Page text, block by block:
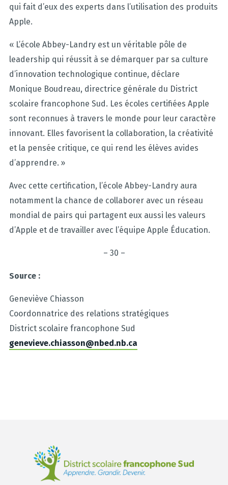
qui fait d’eux des experts dans l’utilisation des produits
Apple.
« L’école Abbey-Landry est un véritable pôle de
leadership qui réussit à se démarquer par sa culture
d’innovation technologique continue, déclare
Monique Boudreau, directrice générale du District
scolaire francophone Sud. Les écoles certifiées Apple
sont reconnues à travers le monde pour leur caractère
innovant. Elles favorisent la collaboration, la créativité
et la pensée critique, ce qui rend les élèves avides
d’apprendre. »
Avec cette certification, l’école Abbey-Landry aura
notamment la chance de collaborer avec un réseau
mondial de pairs qui partagent eux aussi les valeurs
d’Apple et de travailler avec l’équipe Apple Éducation.
– 30 –
Source :
Geneviève Chiasson
Coordonnatrice des relations stratégiques
District scolaire francophone Sud
genevieve.chiasson@nbed.nb.ca